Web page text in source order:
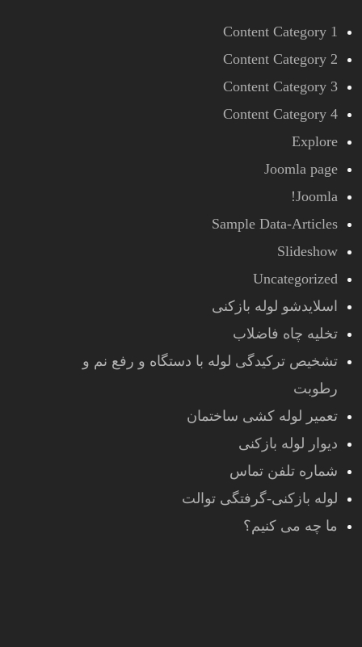
Content Category 1
Content Category 2
Content Category 3
Content Category 4
Explore
Joomla page
Joomla!
Sample Data-Articles
Slideshow
Uncategorized
اسلایدشو لوله بازکنی
تخلیه چاه فاضلاب
تشخیص ترکیدگی لوله با دستگاه و رفع نم و
رطوبت
تعمیر لوله کشی ساختمان
دیوار لوله بازکنی
شماره تلفن تماس
لوله بازکنی-گرفتگی توالت
ما چه می کنیم؟